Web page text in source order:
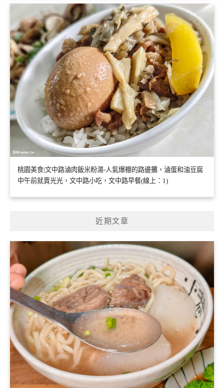
桃園美食|文中路滷肉飯米粉湯-人氣爆棚的路邊攤，滷蛋和油豆腐
中午前就賣光光，文中路小吃，文中路早餐(線上：1)
近期文章